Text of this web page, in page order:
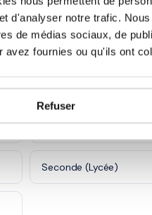
d'analyser notre trafic.
de médias sociaux, de
avez fournies ou qu'ils ont
Refuser
Autre
SVT à Saint-
5ème (Collège)
Seconde (Lycée)